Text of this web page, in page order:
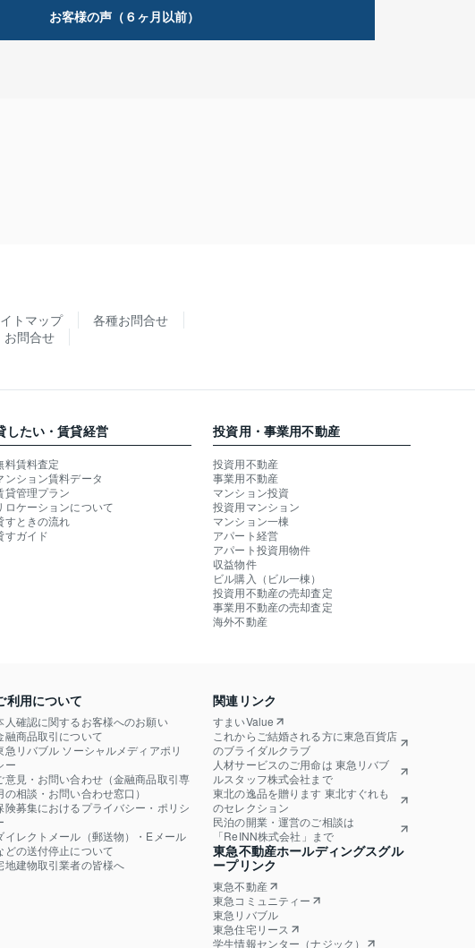
お客様の声（６ヶ月以前）
トマップ
各種お問合せ
お問合せ
したい・賃貸経営
料賃料査定
ンション賃料データ
貸管理プラン
ロケーションについて
すときの流れ
すガイド
投資用・事業用不動産
投資用不動産
事業用不動産
マンション投資
投資用マンション
マンション一棟
アパート経営
アパート投資用物件
収益物件
ビル購入（ビル一棟）
投資用不動産の売却査定
事業用不動産の売却査定
海外不動産
利用について
人確認に関するお客様へのお願い
融商品取引について
急リバブル ソーシャルメディアポリ
ー
意見・お問い合わせ（金融商品取引専
の相談・お問い合わせ窓口）
険募集におけるプライバシー・ポリシ
イレクトメール（郵送物）・Eメール
どの送付停止について
地建物取引業者の皆様へ
関連リンク
すまいValue
これからご結婚される方に東急百貨店
のブライダルクラブ
人材サービスのご用命は 東急リバブ
ルスタッフ株式会社まで
東北の逸品を贈ります 東北すぐれも
のセレクション
民泊の開業・運営のご相談は
「ReINN株式会社」まで
東急不動産ホールディングスグル
ープリンク
東急不動産
東急コミュニティー
東急リバブル
東急住宅リース
学生情報センター（ナジック）